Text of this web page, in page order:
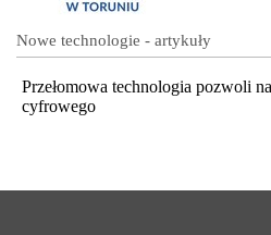
Nowe technologie - artykuły
Przełomowa technologia pozwoli
cyfrowego